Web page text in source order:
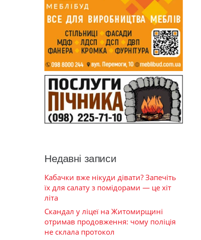
Недавні записи
Кабачки вже нікуди дівати? Запечіть
їх для салату з помідорами — це хіт
літа
Скандал у ліцеї на Житомирщині
отримав продовження: чому поліція
не склала протокол